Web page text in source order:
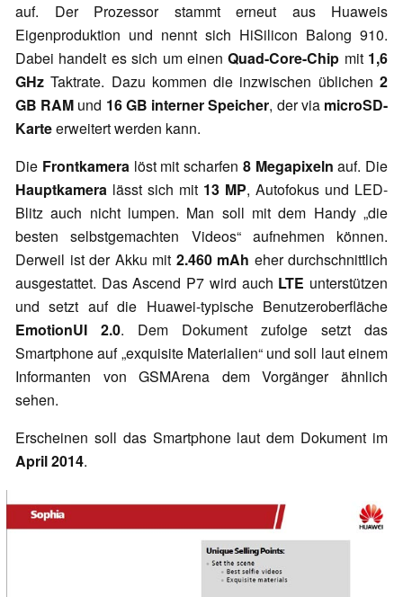
auf. Der Prozessor stammt erneut aus Huaweis
Eigenproduktion und nennt sich HiSilicon Balong 910.
Dabei handelt es sich um einenQuad-Core-Chip mit 1,6
GHz Taktrate. Dazu kommen die inzwischen üblichen 2
GB RAM und 16 GB interner Speicher, der via microSD-
Karteerweitert werden kann.
Die Frontkameralöst mit scharfen 8 Megapixeln auf. Die
Hauptkamera lässt sich mit 13 MP, Autofokus und LED-
Blitz auch nicht lumpen. Man soll mit dem Handy „die
besten selbstgemachten Videos“ aufnehmen können.
Derweil ist der Akku mit 2.460 mAh eher durchschnittlich
ausgestattet. Das Ascend P7 wird auch LTE unterstützen
und setzt auf die Huawei-typische Benutzeroberfläche
EmotionUI 2.0. Dem Dokument zufolge setzt das
Smartphone auf „exquisite Materialien“ und soll laut einem
Informanten von GSMArena dem Vorgänger ähnlich
sehen.
Erscheinen soll das Smartphone laut dem Dokument im
April 2014.